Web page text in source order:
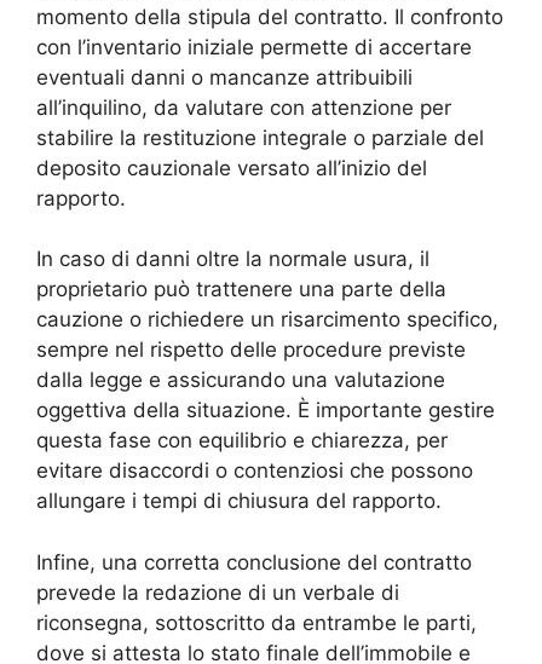
momento della stipula del contratto. Il confronto
con l’inventario iniziale permette di accertare
eventuali danni o mancanze attribuibili
all’inquilino, da valutare con attenzione per
stabilire la restituzione integrale o parziale del
deposito cauzionale versato all’inizio del
rapporto.
In caso di danni oltre la normale usura, il
proprietario può trattenere una parte della
cauzione o richiedere un risarcimento specifico,
sempre nel rispetto delle procedure previste
dalla legge e assicurando una valutazione
oggettiva della situazione. È importante gestire
questa fase con equilibrio e chiarezza, per
evitare disaccordi o contenziosi che possono
allungare i tempi di chiusura del rapporto.
Infine, una corretta conclusione del contratto
prevede la redazione di un verbale di
riconsegna, sottoscritto da entrambe le parti,
dove si attesta lo stato finale dell’immobile e